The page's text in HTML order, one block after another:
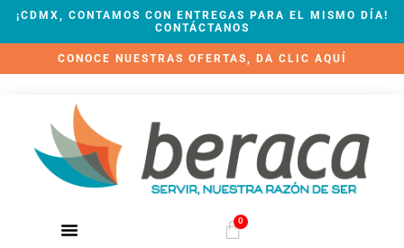
¡CDMX, CONTAMOS CON ENTREGAS PARA EL MISMO DÍA!
CONTÁCTANOS
CONOCE NUESTRAS OFERTAS, DA CLIC AQUÍ
0